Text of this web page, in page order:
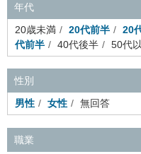
年代
20歳未満
20代前半 20
代前半
40代後半 50代
性別
男性
女性 無回答
職業